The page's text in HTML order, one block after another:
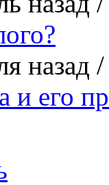
назад
и его